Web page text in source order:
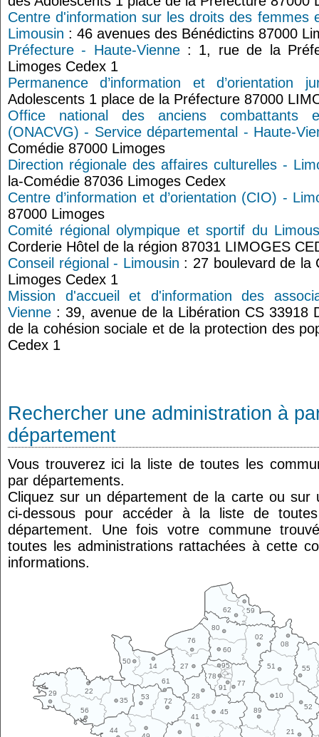
Centre d'information sur les droits des femmes
Limousin : 46 avenues des Bénédictins 87000
Préfecture - Haute-Vienne: 1, rue de la
Limoges Cedex 1
Permanence d’information et d’orientation
Adolescents 1 place de la Préfecture 87000
Office national des anciens combattants
(ONACVG) - Service départemental - Haute-
Comédie 87000 Limoges
Direction régionale des affaires culturelles -
la-Comédie 87036 Limoges Cedex
Centre d’information et d’orientation (CIO) -
87000 Limoges
Comité régional olympique et sportif du
Corderie Hôtel de la région 87031 LIMOGES
Conseil régional - Limousin : 27 boulevard de la
Limoges Cedex 1
Mission d'accueil et d'information des
Vienne : 39, avenue de la Libération CS 33918
de la cohésion sociale et de la protection des
Cedex 1
Rechercher une administration à
département
Vous trouverez ici la liste de toutes les
par départements.
Cliquez sur un département de la carte ou sur
ci-dessous pour accéder à la liste de
département. Une fois votre commune
toutes les administrations rattachées à cette
informations.
10
14
21
22
27
28
29
35
41
44
45
50
51
52
53
55
56
59
60
61
62
02
08
72
76
77
78
80
89
91
95